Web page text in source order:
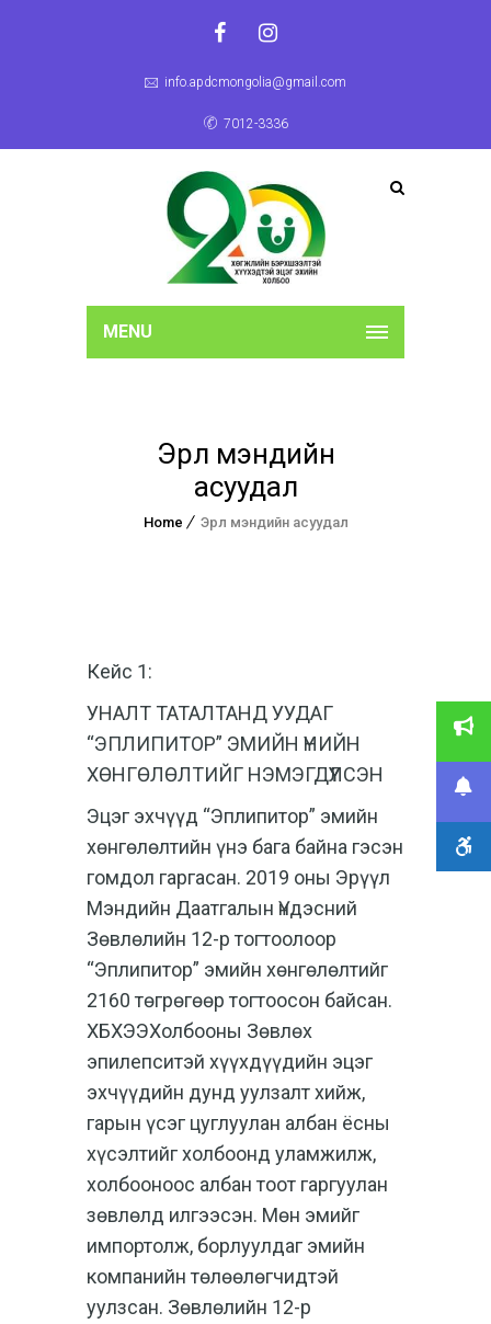
info.apdcmongolia@gmail.com
7012-3336
MENU
Эрүүл мэндийн
асуудал
Home Эрүүл мэндийн асуудал
Кейс 1:
УНАЛТ ТАТАЛТАНД УУДАГ
“ЭПЛИПИТОР” ЭМИЙН ҮНИЙН
ХӨНГӨЛӨЛТИЙГ НЭМЭГДҮҮЛСЭН
Эцэг эхчүүд “Эплипитор” эмийн
хөнгөлөлтийн үнэ бага байна гэсэн
гомдол гаргасан. 2019 оны Эрүүл
Мэндийн Даатгалын Үндэсний
Зөвлөлийн 12-р тогтоолоор
“Эплипитор” эмийн хөнгөлөлтийг
2160 төгрөгөөр тогтоосон байсан.
ХБХЭЭХолбооны Зөвлөх
эпилепситэй хүүхдүүдийн эцэг
эхчүүдийн дунд уулзалт хийж,
гарын үсэг цуглуулан албан ёсны
хүсэлтийг холбоонд уламжилж,
холбооноос албан тоот гаргуулан
зөвлөлд илгээсэн. Мөн эмийг
импортолж, борлуулдаг эмийн
компанийн төлөөлөгчидтэй
уулзсан. Зөвлөлийн 12-р